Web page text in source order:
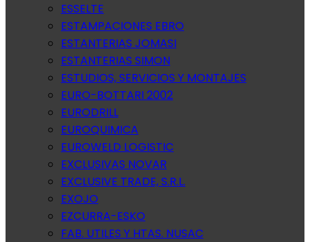
ESSELTE
ESTAMPACIONES EBRO
ESTANTERIAS JOMASI
ESTANTERIAS SIMON
ESTUDIOS, SERVICIOS Y MONTAJES
EURO-BOTTARI 2002
EURODRILL
EUROQUIMICA
EUROWELD LOGISTIC
EXCLUSIVAS NOVAR
EXCLUSIVE TRADE, S.R.L.
EXOJO
EZCURRA-ESKO
FAB. UTILES Y HTAS. NUSAC